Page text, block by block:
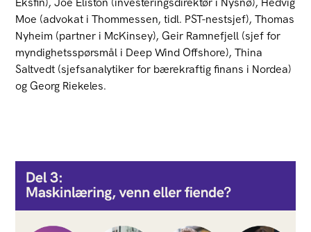
Moe (advokat i Thommessen, tidl. PST-nestsjef), Thomas
Nyheim (partner i McKinsey), Geir Ramnefjell (sjef for
myndighetsspørsmål i Deep Wind Offshore), Thina
Saltvedt (sjefsanalytiker for bærekraftig finans i Nordea)
og Georg Riekeles.